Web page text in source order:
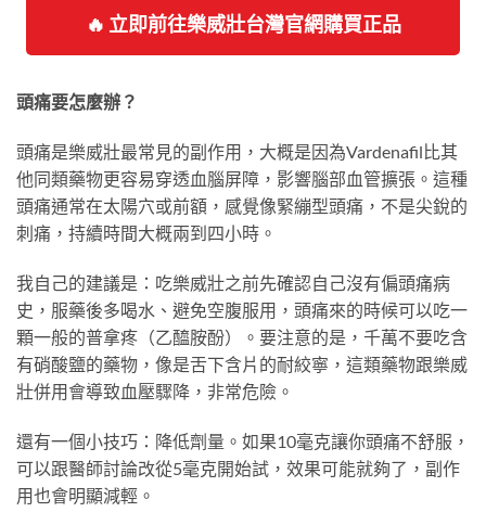
🔥 立即前往樂威壯台灣官網購買正品
頭痛要怎麼辦？
頭痛是樂威壯最常見的副作用，大概是因為Vardenafil比其
他同類藥物更容易穿透血腦屏障，影響腦部血管擴張。這種
頭痛通常在太陽穴或前額，感覺像緊繃型頭痛，不是尖銳的
刺痛，持續時間大概兩到四小時。
我自己的建議是：吃樂威壯之前先確認自己沒有偏頭痛病
史，服藥後多喝水、避免空腹服用，頭痛來的時候可以吃一
顆一般的普拿疼（乙醯胺酚）。要注意的是，千萬不要吃含
有硝酸鹽的藥物，像是舌下含片的耐絞寧，這類藥物跟樂威
壯併用會導致血壓驟降，非常危險。
還有一個小技巧：降低劑量。如果10毫克讓你頭痛不舒服，
可以跟醫師討論改從5毫克開始試，效果可能就夠了，副作
用也會明顯減輕。